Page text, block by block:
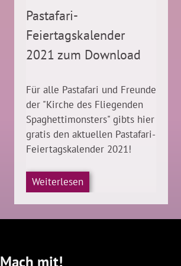
Pastafari-
Feiertagskalender
2021 zum Download
Für alle Pastafari und Freunde
der "Kirche des Fliegenden
Spaghettimonsters" gibts hier
gratis den aktuellen Pastafari-
Feiertagskalender 2021!
Weiterlesen
Mach mit!